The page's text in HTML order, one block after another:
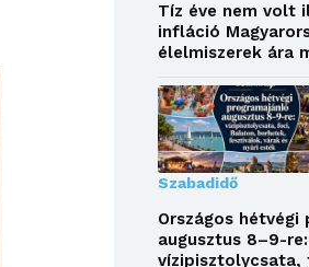
Tíz éve nem volt
infláció
élelmiszerek ára
Szabadidő
Országos hétvégi
augusztus 8–9-re:
vízipisztolycsata,